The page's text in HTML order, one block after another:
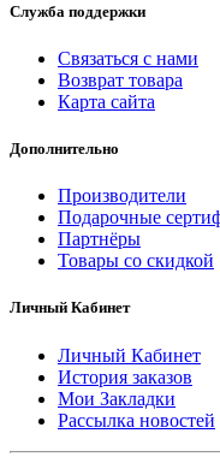
Служба поддержки
Связаться с нами
Возврат товара
Карта сайта
Дополнительно
Производители
Подарочные
Партнёры
Товары со скидкой
Личный Кабинет
Личный Кабинет
История заказов
Мои Закладки
Рассылка новостей